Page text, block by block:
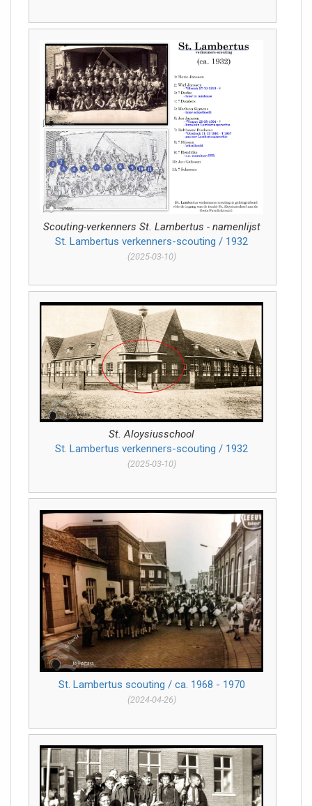
Scouting-verkenners St. Lambertus - namenlijst
St. Lambertus verkenners-scouting / 1932
(2025-03-10)
St. Aloysiusschool
St. Lambertus verkenners-scouting / 1932
(2025-03-10)
St. Lambertus scouting / ca. 1968 - 1970
(2024-04-26)